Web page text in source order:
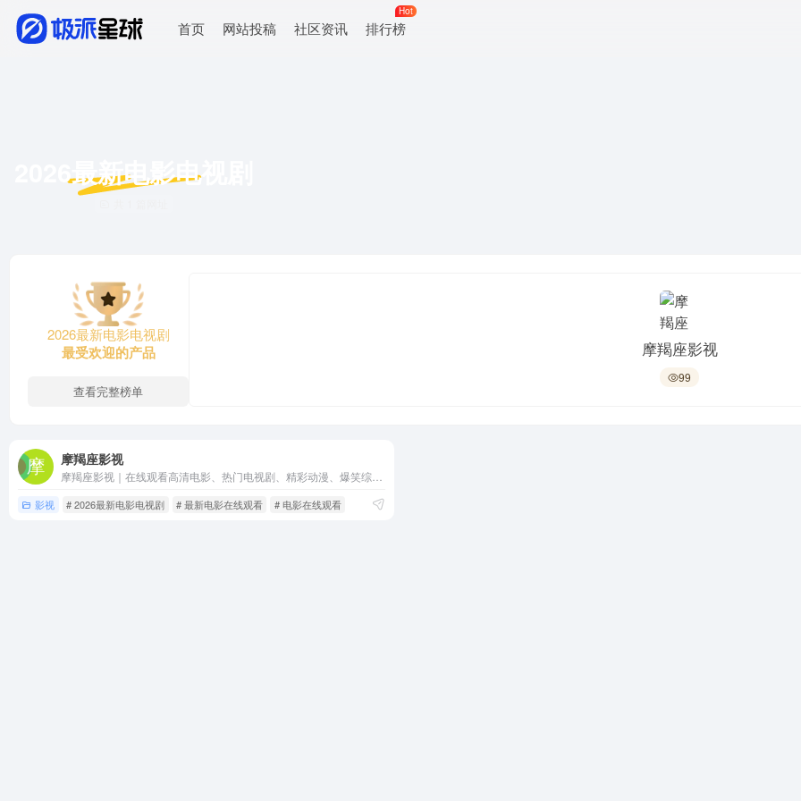
首页 网站投稿 社区资讯 排行榜
Hot
2026最新电影电视剧
2026最新电影电视剧
最受欢迎的产品
查看完整榜单
摩羯座影视
99
摩羯座影视
影视 # 2026最新电影电视剧 # 最新电影在线观看 # 电影在线观看